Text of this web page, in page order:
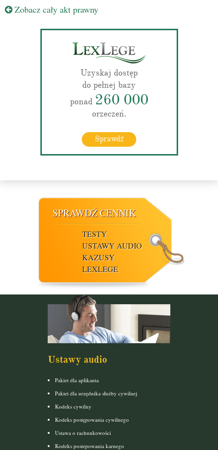
Zobacz cały akt prawny
Uzyskaj dostęp
do pełnej bazy
ponad 260 000
orzeczeń.
Sprawdź
SPRAWDŹ CENNIK
TESTY
USTAWY AUDIO
KAZUSY
LEXLEGE
Ustawy audio
Pakiet dla aplikanta
Pakiet dla urzędnika służby cywilnej
Kodeks cywilny
Kodeks postępowania cywilnego
Ustawa o rachunkowości
Kodeks postepowania karnego